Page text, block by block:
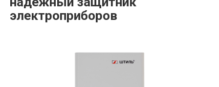
электроприборов